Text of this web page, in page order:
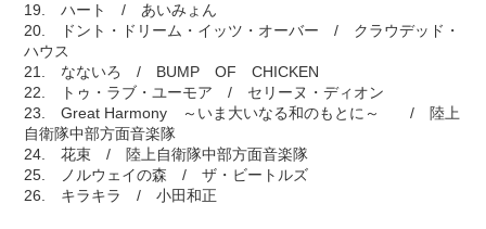
19. ハート / あいみょん
20. ドント・ドリーム・イッツ・オーバー / クラウデッド・
ハウス
21. なないろ / BUMP OF CHICKEN
22. トゥ・ラブ・ユーモア / セリーヌ・ディオン
23. Great Harmony ～いま大いなる和のもとに～ / 陸上
自衛隊中部方面音楽隊
24. 花束 / 陸上自衛隊中部方面音楽隊
25. ノルウェイの森 / ザ・ビートルズ
26. キラキラ / 小田和正